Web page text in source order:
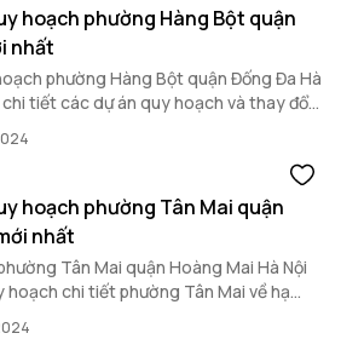
hoạch phường Hàng Bột quận
nhất
phường Hàng Bột quận Đống Đa Hà
tiết các dự án quy hoạch và thay đổi
hoạch phường Tân Mai quận
nhất
Tân Mai quận Hoàng Mai Hà Nội
hoạch chi tiết phường Tân Mai về hạ
tiềm năng bất động sản.